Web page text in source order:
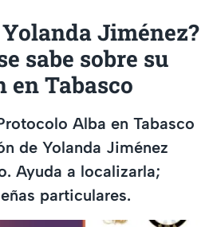
Jiménez?
sabe sobre su
en Tabasco
Alba en Tabasco
de Yolanda Jiménez
Ayuda a localizarla;
particulares.